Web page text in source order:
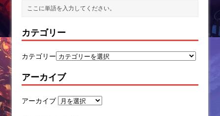
カテゴリー
カテゴリー
アーカイブ
アーカイブ